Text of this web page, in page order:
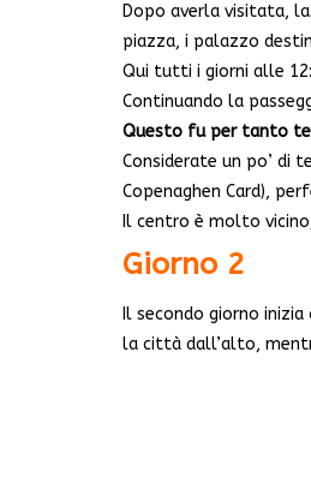
Dopo averla visitata,
piazza, i palazzo
Qui tutti i giorni alle
Continuando la
Questo fu per tanto
Considerate un po’ di
Copenaghen Card),
Il centro è molto
Giorno 2
Il secondo giorno
la città dall’alto,